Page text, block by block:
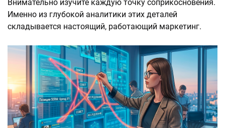
Внимательно изучите каждую точку соприкосновения.
Именно из глубокой аналитики этих деталей
складывается настоящий, работающий маркетинг.